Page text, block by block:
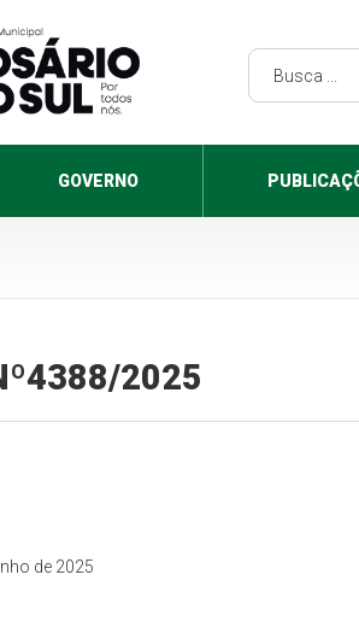
GOVERNO
2025
de 2025